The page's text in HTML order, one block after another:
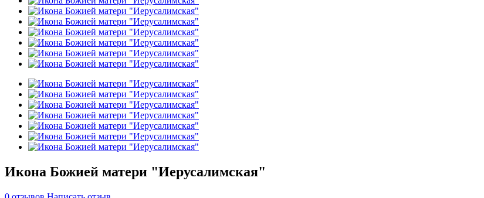
Икона Божией матери "Иерусалимская"